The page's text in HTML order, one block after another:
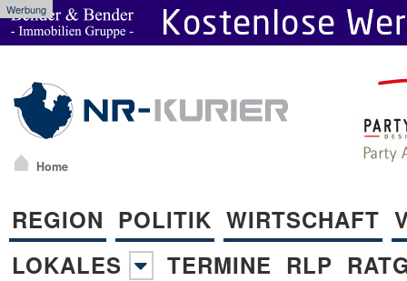
Werbung
Home
REGION POLITIK WIRTSCHAFT
LOKALES
TERMINE RLP